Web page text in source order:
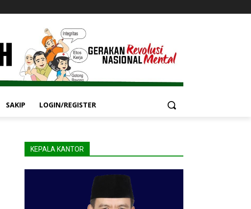
SAKIP LOGIN/REGISTER
KEPALA KANTOR